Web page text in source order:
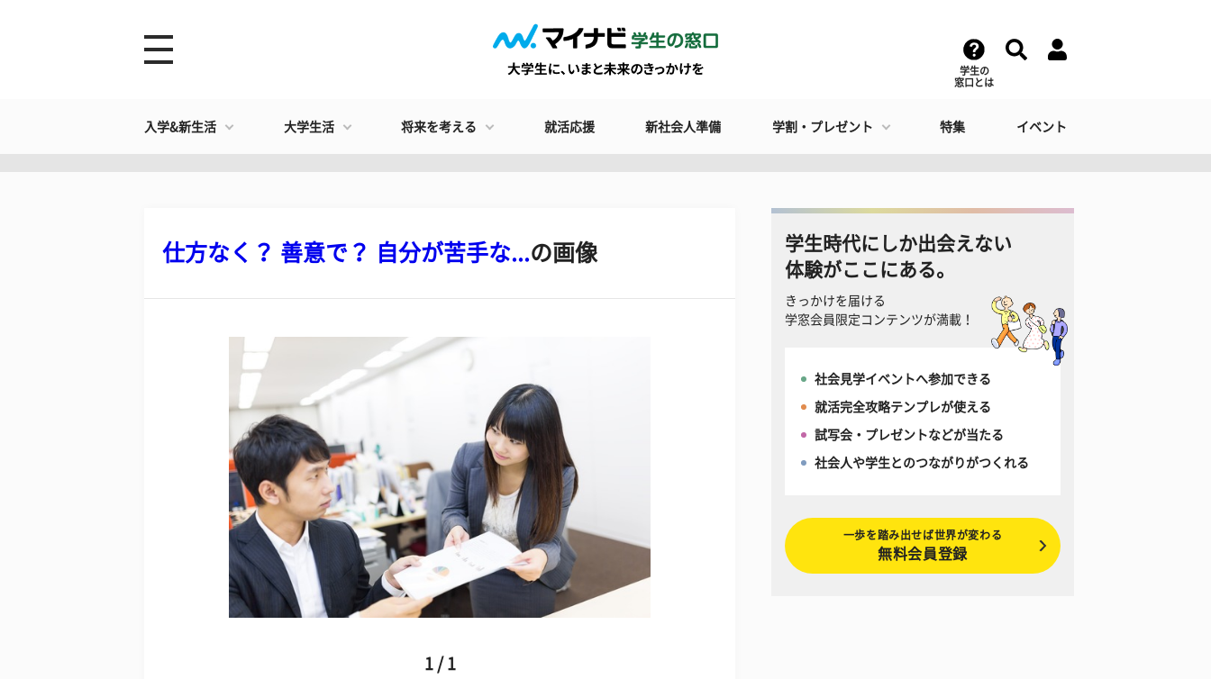
学生の
窓口とは
入学&新生活 大学生活 将来を考える 就活応援 新社会人準備 学割・プレゼント 特集 イベント
仕方なく？ 善意で？ 自分が苦手な...の画像
1 / 1
学生時代にしか出会えない
体験がここにある。
きっかけを届ける
学窓会員限定コンテンツが満載！
社会見学イベントへ参加できる
就活完全攻略テンプレが使える
試写会・プレゼントなどが当たる
社会人や学生とのつながりがつくれる
一歩を踏み出せば世界が変わる
無料会員登録